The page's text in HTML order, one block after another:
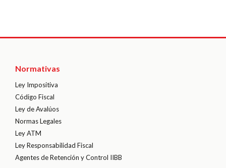
Normativas
Ley Impositiva
Código Fiscal
Ley de Avalúos
Normas Legales
Ley ATM
Ley Responsabilidad Fiscal
Agentes de Retención y Control IIBB